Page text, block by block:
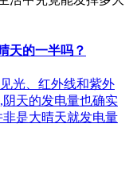
天的一半吗？
光、红外线和紫外
天的发电量也确实
是大晴天就发电量